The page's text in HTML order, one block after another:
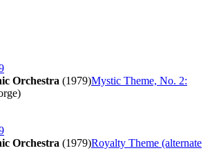
Orchestra (1979)Mystic Theme, No. 2:
Orchestra (1979)Royalty Theme (alternate